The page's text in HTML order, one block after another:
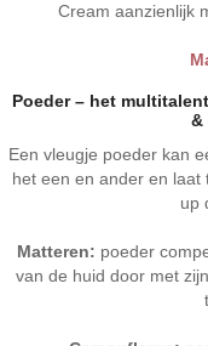
Cream aanzienlijk
Poeder – het
&
Een vleugje poeder kan
het een en ander en laat
up
Matteren: poeder
van de huid door met